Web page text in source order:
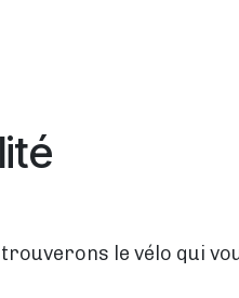
le vélo qui